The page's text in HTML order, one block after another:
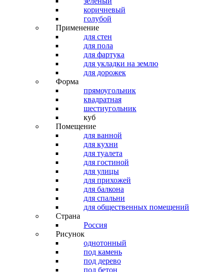
коричневый
голубой
Применение
для стен
для пола
для фартука
для укладки на землю
для дорожек
Форма
прямоугольник
квадратная
шестиугольник
куб
Помещение
для ванной
для кухни
для туалета
для гостиной
для улицы
для прихожей
для балкона
для спальни
для общественных помещений
Страна
Россия
Рисунок
однотонный
под камень
под дерево
под бетон